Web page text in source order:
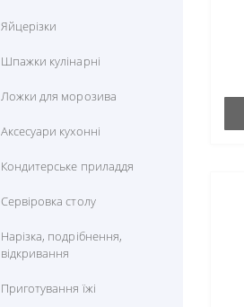
Яйцерізки
Шпажки кулінарні
Ложки для морозива
Аксесуари кухонні
Кондитерське приладдя
Сервіровка столу
Нарізка, подрібнення,
відкривання
Приготування їжі